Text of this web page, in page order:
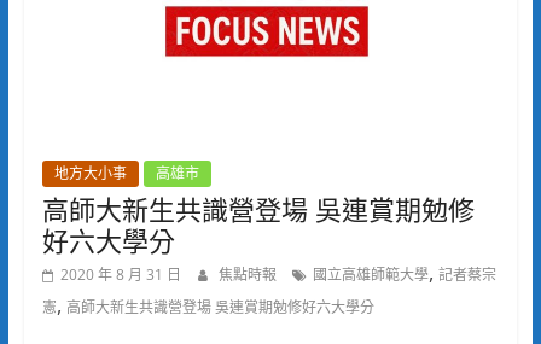
地方大小事 高雄市
高師大新生共識營登場 吳連賞期勉修
好六大學分
2020 年 8 月 31 日 焦點時報 國立高雄師範大學, 記者蔡宗
憲, 高師大新生共識營登場 吳連賞期勉修好六大學分